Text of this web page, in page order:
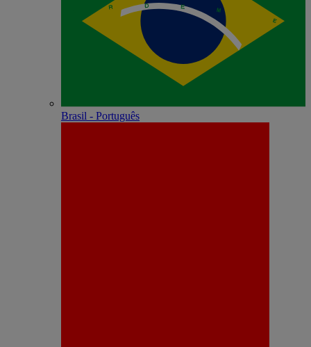
Brasil - Português